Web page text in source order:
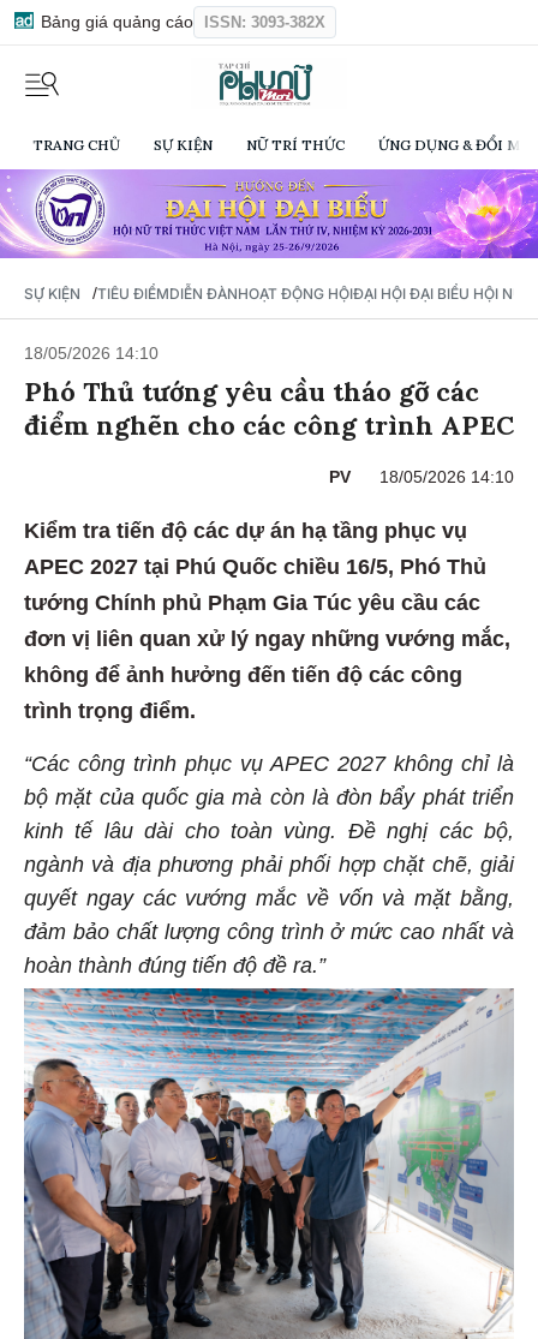
Bảng giá quảng cáo ISSN: 3093-382X
TRANG CHỦ SỰ KIỆN NỮ TRÍ THỨC ỨNG DỤNG & ĐỔI
SỰ KIỆN /TIÊU ĐIỂMDIỄN ĐÀNHOẠT ĐỘNG HỘIĐẠI HỘI ĐẠI BIỂU HỘI NỮ
18/05/2026 14:10
Phó Thủ tướng yêu cầu tháo gỡ các
điểm nghẽn cho các công trình APEC
PV 18/05/2026 14:10
Kiểm tra tiến độ các dự án hạ tầng phục vụ
APEC 2027 tại Phú Quốc chiều 16/5, Phó Thủ
tướng Chính phủ Phạm Gia Túc yêu cầu các
đơn vị liên quan xử lý ngay những vướng mắc,
không để ảnh hưởng đến tiến độ các công
trình trọng điểm.
“Các công trình phục vụ APEC 2027 không chỉ là
bộ mặt của quốc gia mà còn là đòn bẩy phát triển
kinh tế lâu dài cho toàn vùng. Đề nghị các bộ,
ngành và địa phương phải phối hợp chặt chẽ, giải
quyết ngay các vướng mắc về vốn và mặt bằng,
đảm bảo chất lượng công trình ở mức cao nhất và
hoàn thành đúng tiến độ đề ra.”